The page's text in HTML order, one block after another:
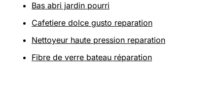
Bas abri jardin pourri
Cafetiere dolce gusto reparation
Nettoyeur haute pression reparation
Fibre de verre bateau réparation